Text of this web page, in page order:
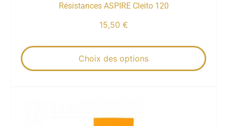
Résistances ASPIRE Cleito 120
15,50 €
Choix des options